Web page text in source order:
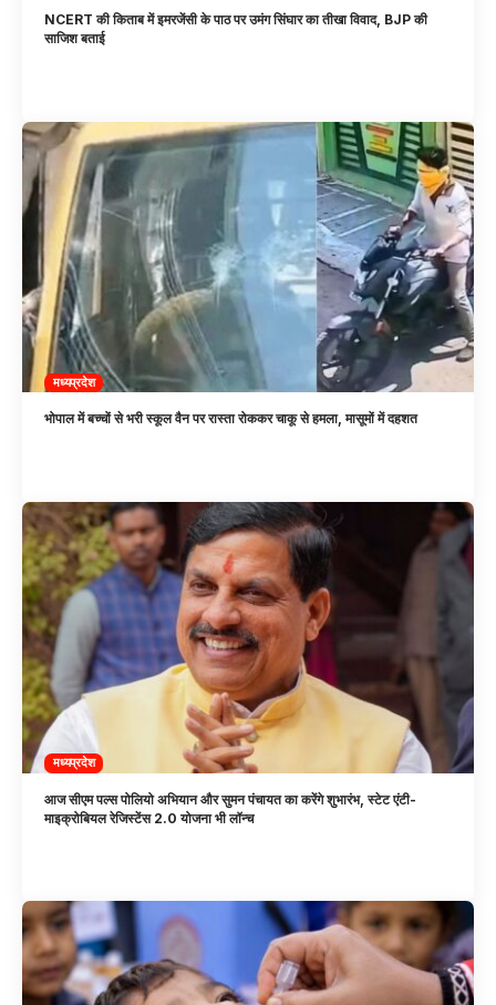
NCERT की किताब में इमरजेंसी के पाठ पर उमंग सिंघार का तीखा विवाद, BJP की
साजिश बताई
मध्यप्रदेश
भोपाल में बच्चों से भरी स्कूल वैन पर रास्ता रोककर चाकू से हमला, मासूमों में दहशत
मध्यप्रदेश
आज सीएम पल्स पोलियो अभियान और सुमन पंचायत का करेंगे शुभारंभ, स्टेट एंटी-
माइक्रोबियल रेजिस्टेंस 2.0 योजना भी लॉन्च